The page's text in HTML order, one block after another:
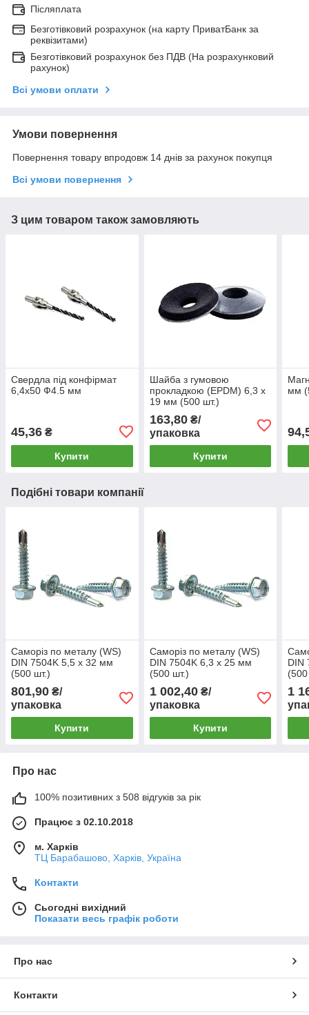
Післяплата
Безготівковий розрахунок (на карту ПриватБанк за
реквізитами)
Безготівковий розрахунок без ПДВ (На розрахунковий
рахунок)
Всі умови оплати
Умови повернення
Повернення товару впродовж 14 днів за рахунок покупця
Всі умови повернення
З цим товаром також замовляють
Свердла під конфірмат
6,4х50 Ф4.5 мм
45,36 ₴
Купити
Шайба з гумовою
прокладкою (EPDM) 6,3 х
19 мм (500 шт.)
163,80₴/
упаковка
Купити
мм
Подібні товари компанії
Саморіз по металу (WS)
DIN 7504K 5,5 х 32 мм
(500 шт.)
801,90 ₴/
упаковка
Купити
Саморіз по металу (WS)
DIN 7504K 6,3 х 25 мм
(500 шт.)
1 002,40₴/
упаковка
Купити
DIN
1
Про нас
100% позитивних з 508 відгуків за рік
Працює з 02.10.2018
м. Харків
ТЦ Барабашово, Харків, Україна
Контакти
Сьогодні вихідний
Показати весь графік роботи
Про нас
Контакти